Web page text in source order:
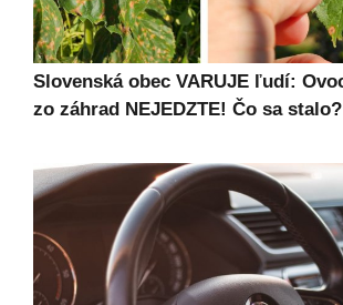
Slovenská obec VARUJE ľudí:
zo záhrad NEJEDZTE! Čo sa stalo?